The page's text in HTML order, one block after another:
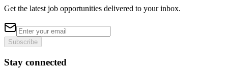
Get the latest job opportunities delivered to your inbox.
Subscribe
Stay connected